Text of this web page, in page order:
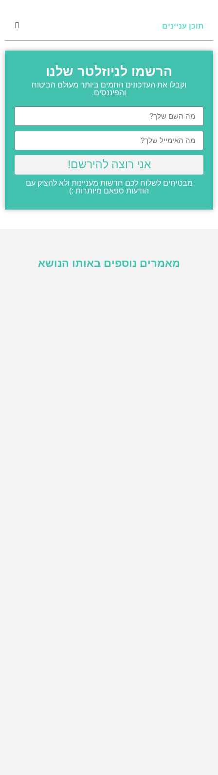
תוכן עניינים
הרשמו לניוזלטר שלנו
וקבלו את העדכונים החמים ביותר מעולם הביטוח
והפיננסים.
אני רוצה להירשם!
מבטיחים לשלוח לכם חדשות מעניינות ולא להציק עם
הודעות ספאם מיותרות :)
מאמרים נוספים באותו הנושא